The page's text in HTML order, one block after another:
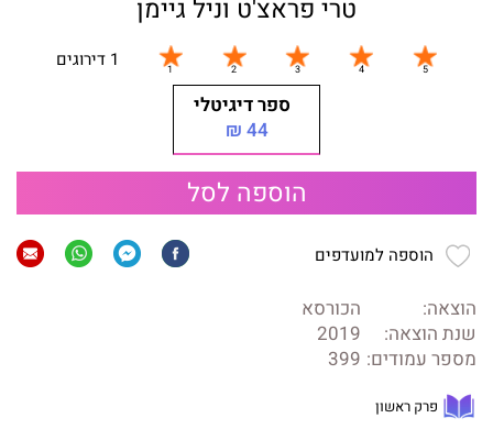
טרי פראצ'ט וניל גיימן
1 דירוגים
ספר דיגיטלי
44 ₪
הוספה לסל
הוספה למועדפים
הוצאה:
הכורסא
שנת הוצאה:
2019
מספר עמודים: 399
פרק ראשון